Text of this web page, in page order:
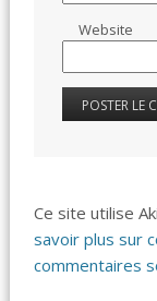
Website
Ce site utilise
savoir plus sur
commentaires